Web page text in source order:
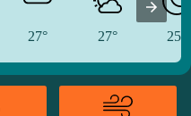
27° 27° 25°